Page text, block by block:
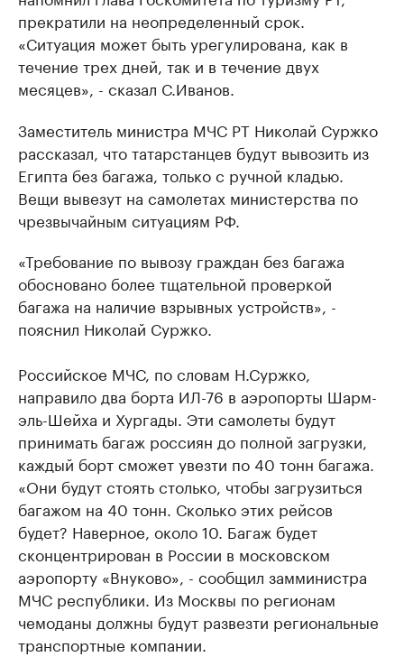
прекратили на неопределенный срок.
«Ситуация может быть урегулирована, как в
течение трех дней, так и в течение двух
месяцев», - сказал С.Иванов.
Заместитель министра МЧС РТ Николай Суржко
рассказал, что татарстанцев будут вывозить из
Египта без багажа, только с ручной кладью.
Вещи вывезут на самолетах министерства по
чрезвычайным ситуациям РФ.
«Требование по вывозу граждан без багажа
обосновано более тщательной проверкой
багажа на наличие взрывных устройств», -
пояснил Николай Суржко.
Российское МЧС, по словам Н.Суржко,
направило два борта ИЛ-76 в аэропорты Шарм-
эль-Шейха и Хургады. Эти самолеты будут
принимать багаж россиян до полной загрузки,
каждый борт сможет увезти по 40 тонн багажа.
«Они будут стоять столько, чтобы загрузиться
багажом на 40 тонн. Сколько этих рейсов
будет? Наверное, около 10. Багаж будет
сконцентрирован в России в московском
аэропорту «Внуково», - сообщил замминистра
МЧС республики. Из Москвы по регионам
чемоданы должны будут развезти региональные
транспортные компании.